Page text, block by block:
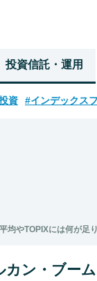
投資信託・運用
資 #インデックス
やTOPIXには何が足
ン・ブー